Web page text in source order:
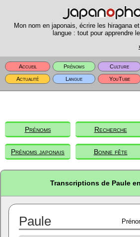
Mon nom en japonais, écrire les hiragana
langue : tout pour apprendre
Accueil Prénoms Culture
Actualité
Langue YouTube
Prénoms Recherche
Prénoms japonais Bonne fête
Transcriptions de Paule
Paule